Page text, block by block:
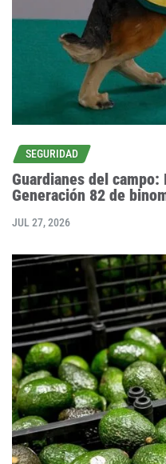
SEGURIDAD
Guardianes del
Generación 82 de
JUL 27, 2026